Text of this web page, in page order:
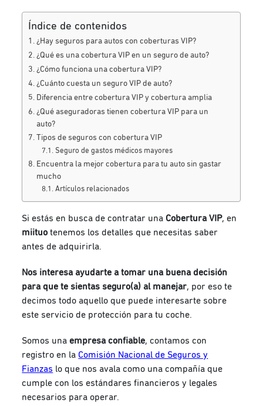
Índice de contenidos
¿Hay seguros para autos con coberturas VIP?
¿Qué es una cobertura VIP en un seguro de auto?
¿Cómo funciona una cobertura VIP?
¿Cuánto cuesta un seguro VIP de auto?
Diferencia entre cobertura VIP y cobertura amplia
¿Qué aseguradoras tienen cobertura VIP para un
auto?
Tipos de seguros con cobertura VIP
Seguro de gastos médicos mayores
Encuentra la mejor cobertura para tu auto sin gastar
mucho
Artículos relacionados
Si estás en busca de contratar una Cobertura VIP, en
miituo tenemos los detalles que necesitas saber
antes de adquirirla.
Nos interesa ayudarte a tomar una buena decisión
para que te sientas seguro(a) al manejar, por eso te
decimos todo aquello que puede interesarte sobre
este servicio de protección para tu coche.
Somos una empresa confiable, contamos con
registro en la Comisión Nacional de Seguros y
Fianzas lo que nos avala como una compañía que
cumple con los estándares financieros y legales
necesarios para operar.